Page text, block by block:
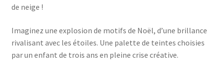
de neige !
Imaginez une explosion de motifs de Noël, d’une brillance
rivalisant avec les étoiles. Une palette de teintes choisies
par un enfant de trois ans en pleine crise créative.